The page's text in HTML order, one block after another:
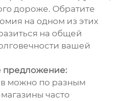
дороже. Обратите
на одном из этих
на общей
вашей
предложение:
можно по разным
часто